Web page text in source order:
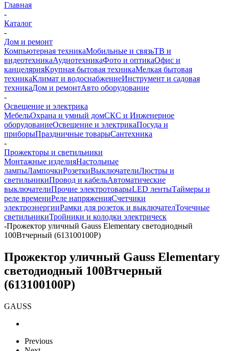
Главная
-
Каталог
-
Дом и ремонт
Компьютерная техникаМобильные и связьТВ и
видеотехникаАудиотехникаФото и оптикаОфис и
канцелярияКрупная бытовая техникаМелкая бытовая
техникаКлимат и водоснабжениеИнструмент и садовая
техникаДом и ремонтАвто оборудование
-
Освещение и электрика
МебельОхрана и умный домСКС и Инженерное
оборудованиеОсвещение и электрикаПосуда и
приборыПраздничные товарыСантехника
-
Прожекторы и светильники
Монтажные изделияНастольные
лампыЛампочкиРозеткиВыключателиЛюстры и
светильникиПровод и кабельАвтоматические
выключателиПрочие электротоварыLED лентыТаймеры и
реле времениРеле напряженияСчетчики
электроэнергииРамки для розеток и выключателТочечные
светильникиТройники и колодки электрическ
-Прожектор уличный Gauss Elementary светодиодный
100Втчерный (613100100P)
Прожектор уличный Gauss Elementary
светодиодный 100Втчерный
(613100100P)
GAUSS
Previous